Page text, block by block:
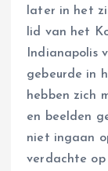
later in het
lid van het
Indianapolis
gebeurde in
hebben zich
en beelden
niet ingaan
verdachte op